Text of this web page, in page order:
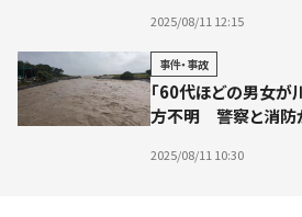
2025/08/11 12:15
事件・事故
「60代ほどの男女
方不明 警察と消防
2025/08/11 10:30